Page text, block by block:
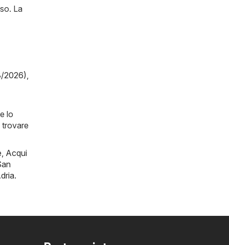
La
2026),
lo
trovare
, Acqui
.